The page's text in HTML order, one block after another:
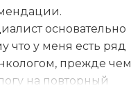
основательно
что у меня есть ряд
прежде чем
на повторный